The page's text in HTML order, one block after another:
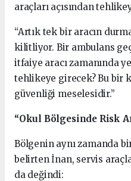
araçları açısından
“Artık tek bir aracın
kilitliyor. Bir ambulans
itfaiye aracı zamanında
tehlikeye girecek? Bu bir
güvenliği meselesidir.”
“Okul Bölgesinde Risk
Bölgenin aynı zamanda
belirten İnan, servis
da değindi: